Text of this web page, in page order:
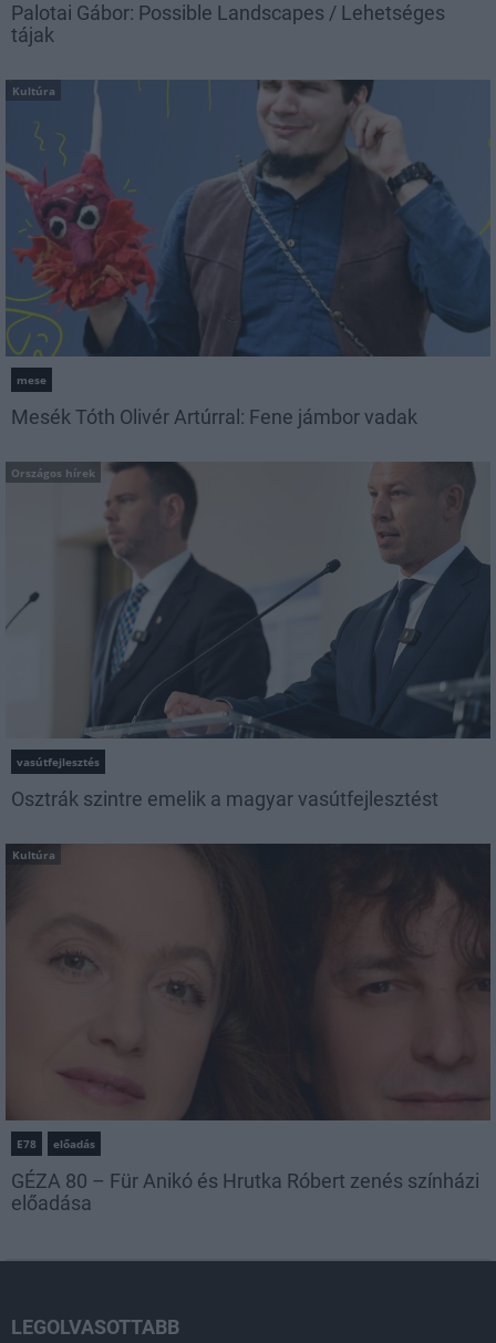
Palotai Gábor: Possible Landscapes / Lehetséges
tájak
Kultúra
mese
Mesék Tóth Olivér Artúrral: Fene jámbor vadak
Országos hírek
vasútfejlesztés
Osztrák szintre emelik a magyar vasútfejlesztést
Kultúra
E78 előadás
GÉZA 80 – Für Anikó és Hrutka Róbert zenés színházi
előadása
LEGOLVASOTTABB